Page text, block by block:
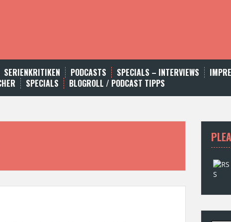
SERIENKRITIKEN PODCASTS SPECIALS – INTERVIEWS
SPECIALS BLOGROLL / PODCAST TIPPS